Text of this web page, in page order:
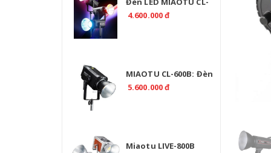
500R RGB 520W Chính
4.600.000 đ
MIAOTU CL-600B: Đèn
Studio LED 2700K-
5.600.000 đ
Miaotu LIVE-800B